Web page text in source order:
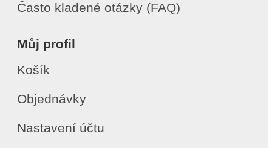
Často kladené otázky (FAQ)
Můj profil
Košík
Objednávky
Nastavení účtu